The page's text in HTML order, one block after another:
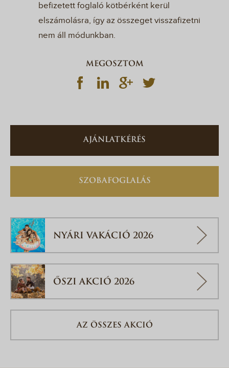
befizetett foglaló kötbérként kerül
elszámolásra, így az összeget visszafizetni
nem áll módunkban.
MEGOSZTOM
AJÁNLATKÉRÉS
SZOBAFOGLALÁS
NYÁRI VAKÁCIÓ 2026
ŐSZI AKCIÓ 2026
AZ ÖSSZES AKCIÓ